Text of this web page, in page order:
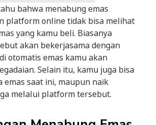
bahwa menabung emas
platform online tidak bisa melihat
yang kamu beli. Biasanya
akan bekerjasama dengan
otomatis emas kamu akan
Selain itu, kamu juga bisa
emas saat ini, maupun naik
melalui platform tersebut.